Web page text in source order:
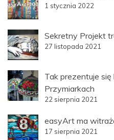
1 stycznia 2022
Sekretny Projekt
27 listopada 2021
Tak prezentuje
Przymiarkach
22 sierpnia 2021
easyArt ma
17 sierpnia 2021